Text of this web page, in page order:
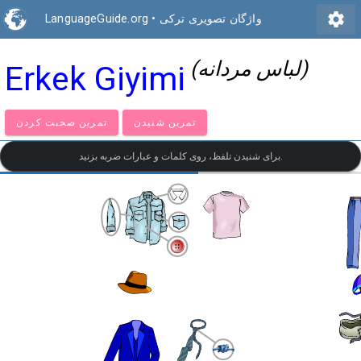
LanguageGuide.org • واژگان تصویری ترکی settings
Erkek Giyimi (لباس مردانه)
تمرین صحبت کردن تمرین شنیدن
برای شنیدن تلفظ، روی کلمات و عبارات ضربه بزنید.